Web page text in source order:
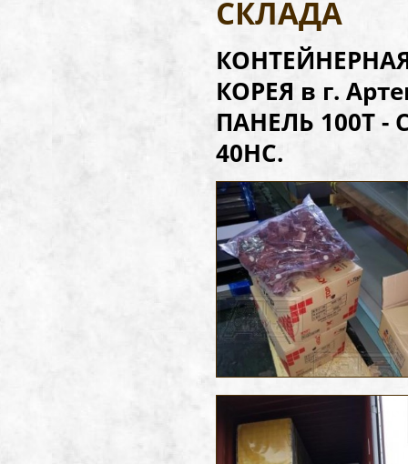
СКЛАДА
КОРЕЯ в г.
ПАНЕЛЬ 100Т -
40НС.